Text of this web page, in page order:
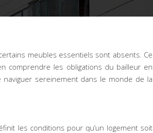
meubles essentiels sont absents. Ce
comprendre les obligations du bailleur en
sereinement dans le monde de la
les conditions pour qu’un logement soit